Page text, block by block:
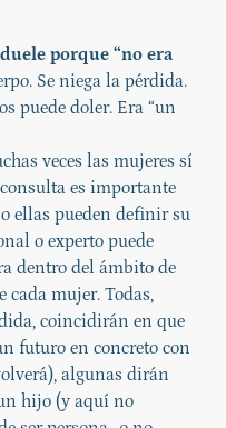
porque “no era
Se niega la pérdida.
puede doler. Era “un
veces las mujeres sí
es importante
ellas pueden definir su
o experto puede
dentro del ámbito de
mujer. Todas,
coincidirán en que
futuro en concreto con
algunas dirán
hijo (y aquí no